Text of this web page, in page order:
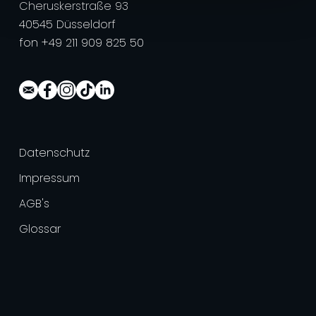
Cheruskerstraße 93
40545 Düsseldorf
fon +49 211 909 825 50
Datenschutz
Impressum
AGB's
Glossar